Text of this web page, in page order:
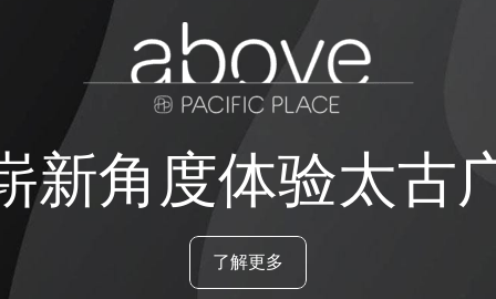
新角度体验太古
了解更多